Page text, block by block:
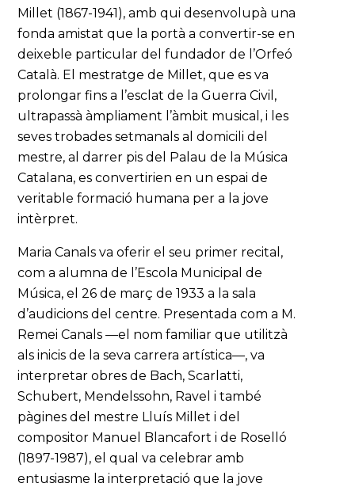
Millet (1867-1941), amb qui desenvolupà una
fonda amistat que la portà a convertir-se en
deixeble particular del fundador de l’Orfeó
Català. El mestratge de Millet, que es va
prolongar fins a l’esclat de la Guerra Civil,
ultrapassà àmpliament l’àmbit musical, i les
seves trobades setmanals al domicili del
mestre, al darrer pis del Palau de la Música
Catalana, es convertirien en un espai de
veritable formació humana per a la jove
intèrpret.
Maria Canals va oferir el seu primer recital,
com a alumna de l’Escola Municipal de
Música, el 26 de març de 1933 a la sala
d’audicions del centre. Presentada com a M.
Remei Canals —el nom familiar que utilitzà
als inicis de la seva carrera artística—, va
interpretar obres de Bach, Scarlatti,
Schubert, Mendelssohn, Ravel i també
pàgines del mestre Lluís Millet i del
compositor Manuel Blancafort i de Roselló
(1897-1987), el qual va celebrar amb
entusiasme la interpretació que la jove